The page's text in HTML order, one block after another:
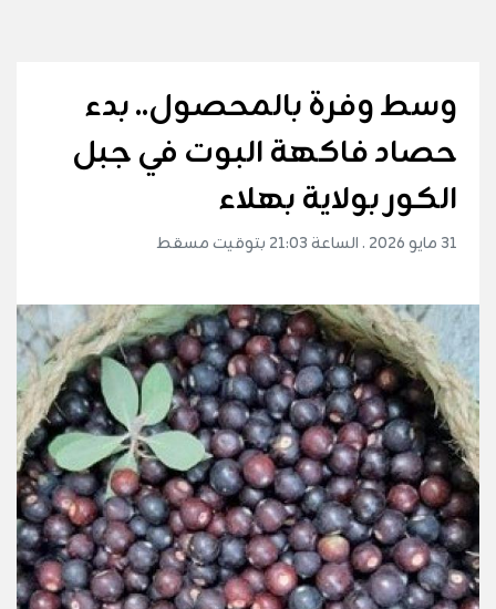
وسط وفرة بالمحصول.. بدء
حصاد فاكهة البوت في جبل
الكور بولاية بهلاء
31 مايو 2026 . الساعة 21:03 بتوقيت مسقط